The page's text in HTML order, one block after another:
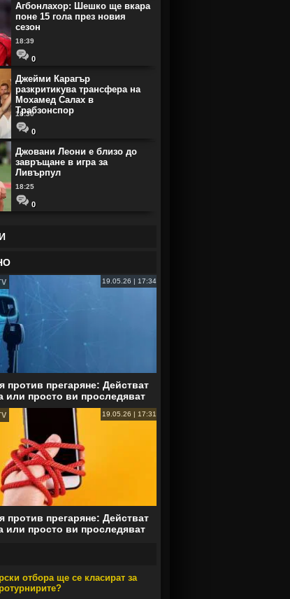
Агбонлахор: Шешко ще вкара
поне 15 гола през новия
сезон
18:39
0
Джейми Карагър
разкритикува трансфера на
Мохамед Салах в
Трабзонспор
18:30
0
Джовани Леони е близо до
завръщане в игра за
Ливърпул
18:25
0
19.05.26 | 17:34
против прегаряне: Действат
или просто ви проследяват
19.05.26 | 17:31
против прегаряне: Действат
или просто ви проследяват
отбора ще се класират за